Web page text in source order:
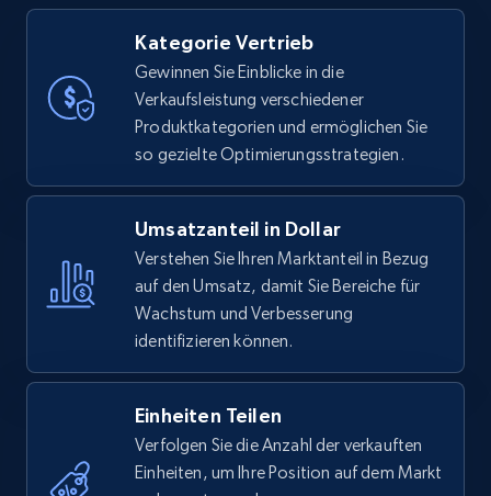
Kategorie Vertrieb
Gewinnen Sie Einblicke in die
Verkaufsleistung verschiedener
Produktkategorien und ermöglichen Sie
so gezielte Optimierungsstrategien.
Umsatzanteil in Dollar
Verstehen Sie Ihren Marktanteil in Bezug
auf den Umsatz, damit Sie Bereiche für
Wachstum und Verbesserung
identifizieren können.
Einheiten Teilen
Verfolgen Sie die Anzahl der verkauften
Einheiten, um Ihre Position auf dem Markt